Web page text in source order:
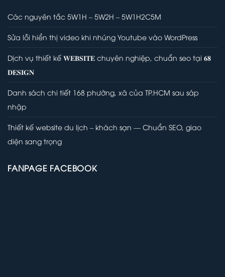
Các nguyên tắc 5W1H – 5W2H – 5W1H2C5M
Sửa lỗi hiển thị video khi nhúng Youtube vào WordPress
Dịch vụ thiết kế 𝐖𝐄𝐁𝐒𝐈𝐓𝐄 chuyên nghiệp, chuẩn seo tại 𝟔𝟖
𝐃𝐄𝐒𝐈𝐆𝐍
Danh sách chi tiết 168 phường, xã của TP.HCM sau sáp
nhập
Thiết kế website du lịch – khách sạn — Chuẩn SEO, giao
diện sang trọng
FANPAGE FACEBOOK